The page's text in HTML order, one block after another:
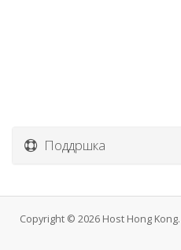
Поддршка
Copyright © 2026 Host Hong